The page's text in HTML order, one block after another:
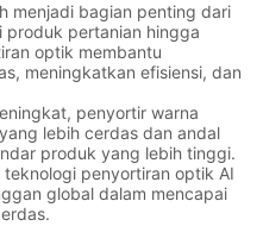
menjadi bagian penting dari
produk pertanian hingga
optik membantu
meningkatkan efisiensi, dan
penyortir warna
lebih cerdas dan andal
produk yang lebih tinggi.
teknologi penyortiran optik AI
global dalam mencapai